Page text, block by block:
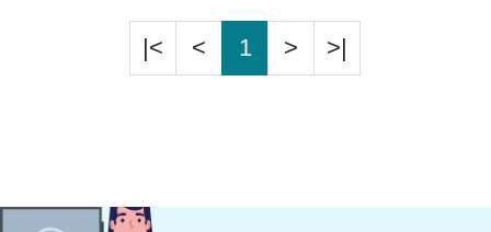
|< < 1 > >|